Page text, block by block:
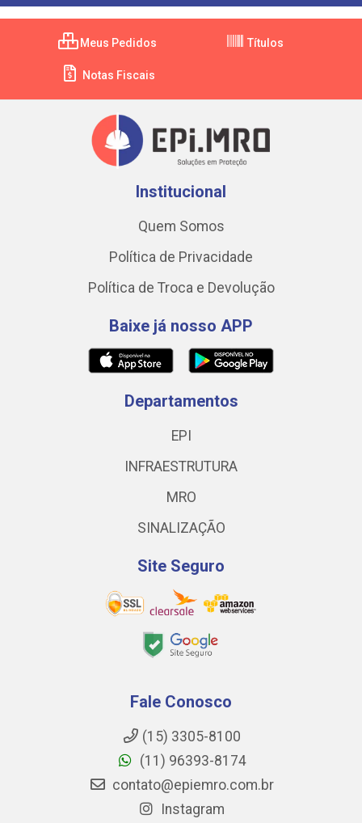
Meus Pedidos Títulos
Notas Fiscais
Institucional
Quem Somos
Política de Privacidade
Política de Troca e Devolução
Baixe já nosso APP
Departamentos
EPI
INFRAESTRUTURA
MRO
SINALIZAÇÃO
Site Seguro
Fale Conosco
(15) 3305-8100
(11) 96393-8174
contato@epiemro.com.br
Instagram